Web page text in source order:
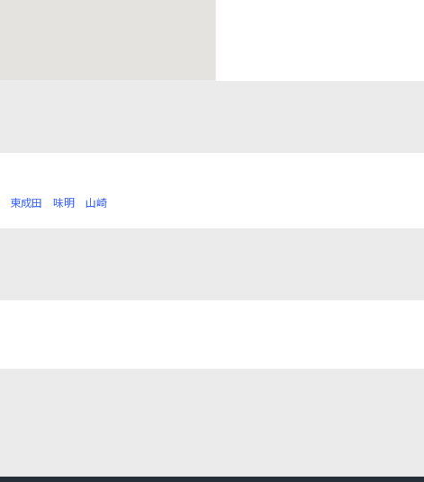
東成田 味明 山崎